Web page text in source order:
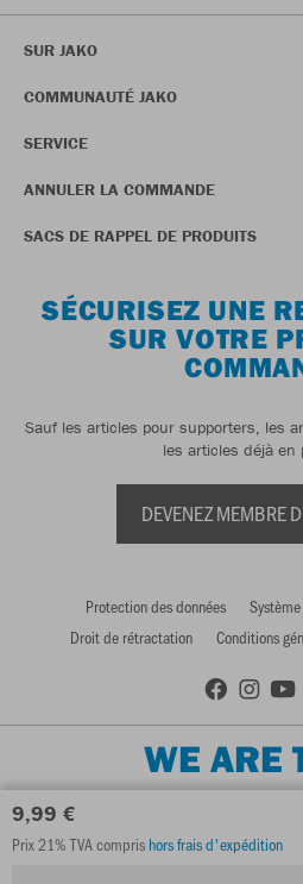
9,99 €
Prix 21% TVA compris hors frais d'expédition
SUR JAKO
COMMUNAUTÉ JAKO
SERVICE
ANNULER LA COMMANDE
SACS DE RAPPEL DE PRODUITS
SÉCURISEZ UNE
SUR VOTRE
Sauf les articles pour supporters, les
les articles déjà en
DEVENEZ MEMBRE
Protection des données
Droit de rétractation
Conditions
WE ARE